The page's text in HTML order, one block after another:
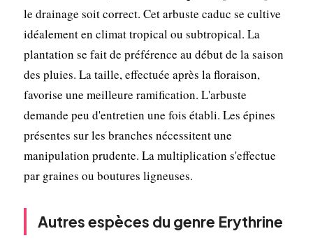
le drainage soit correct. Cet arbuste caduc se cultive
idéalement en climat tropical ou subtropical. La
plantation se fait de préférence au début de la saison
des pluies. La taille, effectuée après la floraison,
favorise une meilleure ramification. L'arbuste
demande peu d'entretien une fois établi. Les épines
présentes sur les branches nécessitent une
manipulation prudente. La multiplication s'effectue
par graines ou boutures ligneuses.
Autres espèces du genre Erythrine